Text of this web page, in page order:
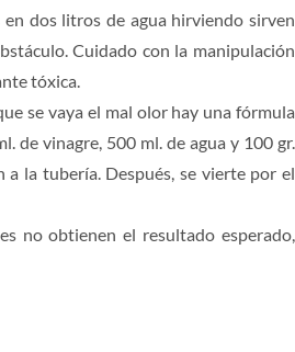
dos litros de agua hirviendo sirven
Cuidado con la manipulación
tóxica.
se vaya el mal olor hay una fórmula
de vinagre, 500 ml. de agua y 100 gr.
a la tubería. Después, se vierte por el
no obtienen el resultado esperado,